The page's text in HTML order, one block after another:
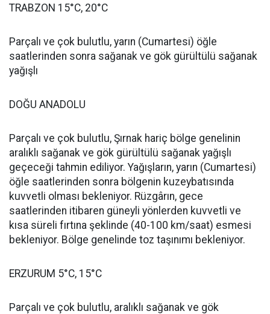
TRABZON 15°C, 20°C
Parçalı ve çok bulutlu, yarın (Cumartesi) öğle
saatlerinden sonra sağanak ve gök gürültülü sağanak
yağışlı
DOĞU ANADOLU
Parçalı ve çok bulutlu, Şırnak hariç bölge genelinin
aralıklı sağanak ve gök gürültülü sağanak yağışlı
geçeceği tahmin ediliyor. Yağışların, yarın (Cumartesi)
öğle saatlerinden sonra bölgenin kuzeybatısında
kuvvetli olması bekleniyor. Rüzgârın, gece
saatlerinden itibaren güneyli yönlerden kuvvetli ve
kısa süreli fırtına şeklinde (40-100 km/saat) esmesi
bekleniyor. Bölge genelinde toz taşınımı bekleniyor.
ERZURUM 5°C, 15°C
Parçalı ve çok bulutlu, aralıklı sağanak ve gök